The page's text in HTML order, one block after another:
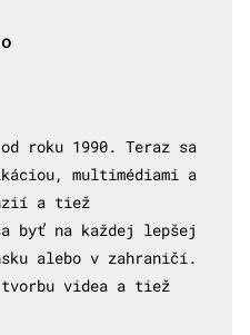
roku 1990. Teraz sa
multimédiami a
a tiež
byť na každej lepšej
alebo v zahraničí.
tvorbu videa a tiež